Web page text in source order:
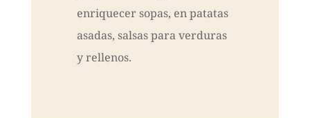
enriquecer sopas, en patatas
asadas, salsas para verduras
y rellenos.